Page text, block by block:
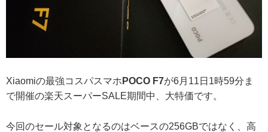
Xiaomiの最強コスパスマホ POCO F7が6月11日1時59分ま
で開催の楽天スーパーSALE期間中、大特価です。
今回のセール対象となるのはベースの256GBではなく、高